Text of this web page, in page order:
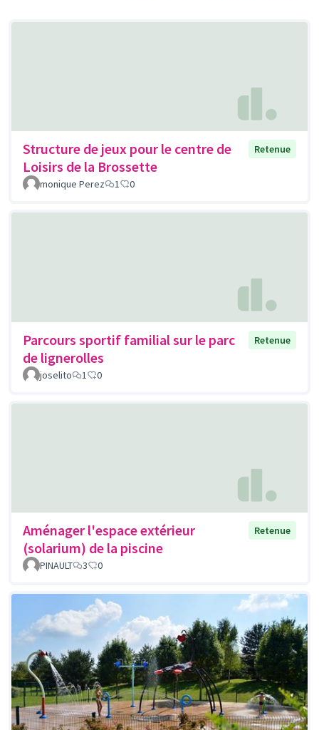
Structure de jeux pour le centre de
Loisirs de la Brossette
Retenue
monique Perez 1 0
Parcours sportif familial sur le parc
de lignerolles
Retenue
joselito 1 0
Aménager l'espace extérieur
(solarium) de la piscine
Retenue
PINAULT 3 0